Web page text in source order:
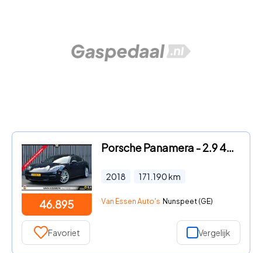
46.895
Porsche Panamera - 2.9 4S Pano Luchtvering Sport-Chrono Stoel/Stuurverw. Memory
2018 171.190km
Van Essen Auto's Nunspeet (GE)
Favoriet Vergelijk